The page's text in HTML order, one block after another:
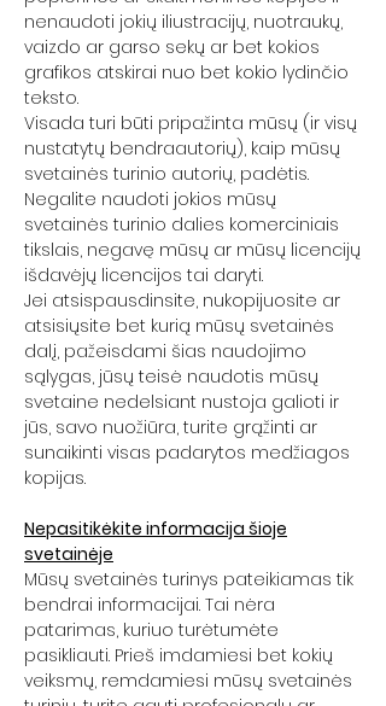
nenaudoti jokių iliustracijų, nuotraukų,
vaizdo ar garso sekų ar bet kokios
grafikos atskirai nuo bet kokio lydinčio
teksto.
Visada turi būti pripažinta mūsų (ir visų
nustatytų bendraautorių), kaip mūsų
svetainės turinio autorių, padėtis.
Negalite naudoti jokios mūsų
svetainės turinio dalies komerciniais
tikslais, negavę mūsų ar mūsų licencijų
išdavėjų licencijos tai daryti.
Jei atsispausdinsite, nukopijuosite ar
atsisiųsite bet kurią mūsų svetainės
dalį, pažeisdami šias naudojimo
sąlygas, jūsų teisė naudotis mūsų
svetaine nedelsiant nustoja galioti ir
jūs, savo nuožiūra, turite grąžinti ar
sunaikinti visas padarytos medžiagos
kopijas.
Nepasitikėkite informacija šioje
svetainėje
Mūsų svetainės turinys pateikiamas tik
bendrai informacijai. Tai nėra
patarimas, kuriuo turėtumėte
pasikliauti. Prieš imdamiesi bet kokių
veiksmų, remdamiesi mūsų svetainės